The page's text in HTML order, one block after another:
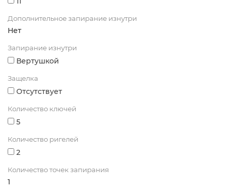
Дополнительное запирание изнутри
Нет
Запирание изнутри
Вертушкой
Защелка
Отсутствует
Количество ключей
5
Количество ригелей
2
Количество точек запирания
1